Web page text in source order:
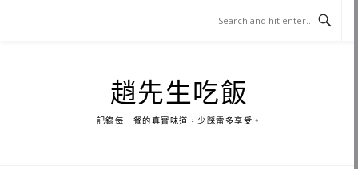
趙先生吃飯
記錄每一餐的真實味道，少踩雷多享受。